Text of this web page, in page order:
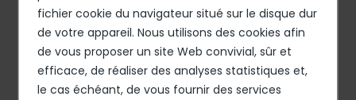
d'Ariane
directeur des ressources
humaines d’Elior Group
fichier cookie du navigateur situé sur le disque dur
de votre appareil. Nous utilisons des cookies afin
de vous proposer un site Web convivial, sûr et
efficace, de réaliser des analyses statistiques et,
le cas échéant, de vous fournir des services